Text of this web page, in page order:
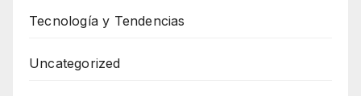
Tecnología y Tendencias
Uncategorized